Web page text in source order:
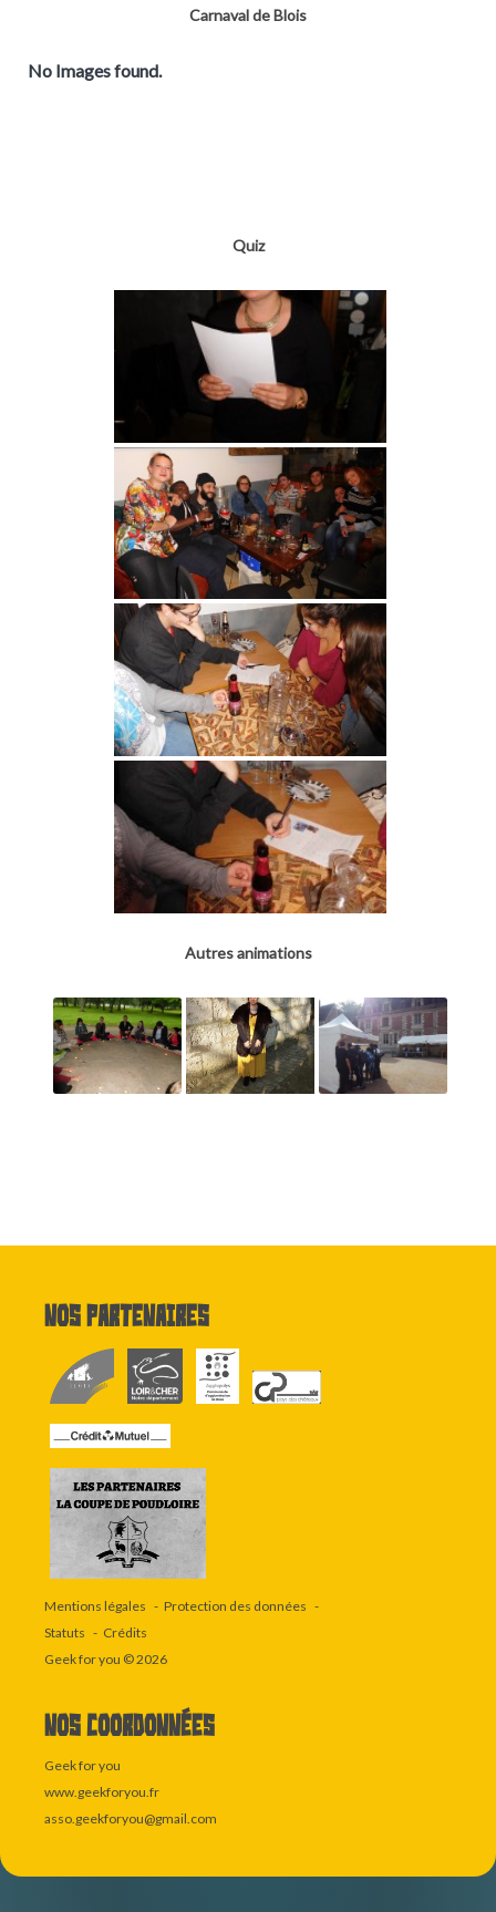
Carnaval de Blois
No Images found.
Quiz
Autres animations
Nos partenaires
Mentions légales
Protection des données
Statuts
Crédits
Geek for you © 2026
Nos coordonnées
Geek for you
www.geekforyou.fr
asso.geekforyou@gmail.com